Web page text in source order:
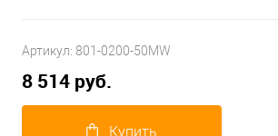
Артикул: 801-0200-50MW
8 514 руб.
Купить